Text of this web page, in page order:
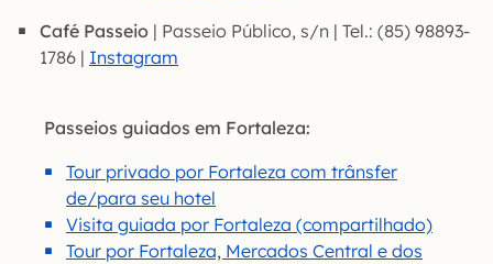
Café Passeio | Passeio Público, s/n | Tel.: (85) 98893-
1786 | Instagram
Passeios guiados em Fortaleza:
Tour privado por Fortaleza com trânsfer
de/para seu hotel
Visita guiada por Fortaleza (compartilhado)
Tour por Fortaleza, Mercados Central e dos